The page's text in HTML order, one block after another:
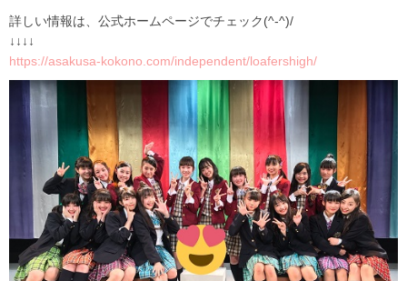
詳しい情報は、公式ホームページでチェック(^-^)/
↓↓↓↓
https://asakusa-kokono.com/independent/loafershigh/